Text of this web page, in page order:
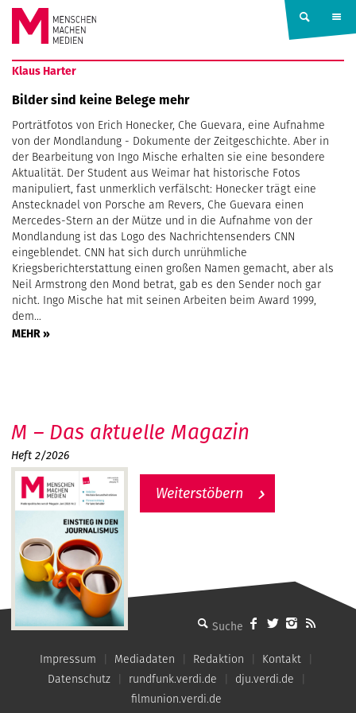
Springe zum Inhalt
MENSCHEN
MACHEN
MEDIEN
Klaus Harter
Bilder sind keine Belege mehr
Porträtfotos von Erich Honecker, Che Guevara, eine Aufnahme
von der Mondlandung - Dokumente der Zeitgeschichte. Aber in
der Bearbeitung von Ingo Mische erhalten sie eine besondere
Aktualität. Der Student aus Weimar hat historische Fotos
manipuliert, fast unmerklich verfälscht: Honecker trägt eine
Anstecknadel von Porsche am Revers, Che Guevara einen
Mercedes-Stern an der Mütze und in die Aufnahme von der
Mondlandung ist das Logo des Nachrichtensenders CNN
eingeblendet. CNN hat sich durch unrühmliche
Kriegsberichterstattung einen großen Namen gemacht, aber als
Neil Armstrong den Mond betrat, gab es den Sender noch gar
nicht. Ingo Mische hat mit seinen Arbeiten beim Award 1999,
dem…
MEHR »
MMM - Menschen machen Medien
M – Das aktuelle Magazin
Heft 2/2026
Weiterstöbern
Impressum Mediadaten Redaktion
Kontakt
Datenschutz
rundfunk.verdi.de
dju.verdi.de
filmunion.verdi.de